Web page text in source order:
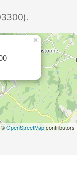
×
©OpenStreetMapcontributors